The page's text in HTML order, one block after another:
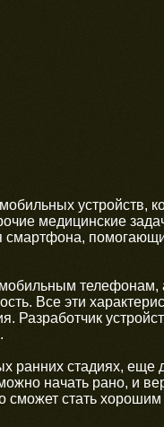
устройств,
медицинские
смартфона,
телефонам,
Все эти
Разработчик
ранних стадиях, еще
начать рано, и
сможет стать